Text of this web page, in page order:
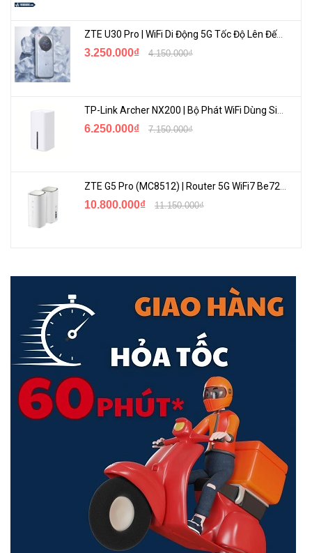
phẩm đến từ thương hiệu khác. Điều này khiến người dùng có thêm
nhiều lựa chọn khi mua sắm và nếu chúng kết nối với nhau sẽ giúp
cuộc sống của bạn dễ dàng hơn.
Cảnh Báo Thông Minh
màu sắc sẽ nhấp nháy khi nhận thấy các dấu hiệu bất thường, giúp
người dùng dễ dàng biết được ngay cả khi đang ở trong phòng khác
hoặc đang ngủ. Đồng thời nó cũng có thể tự động kích hoạt tất cả
Aqara Hub được trang bị còi báo động trong nhà và gửi thông báo
về điện thoại cho các thành viên trong gia đình thông qua ứng dụng
Aqara Home.
Kết Nối Zigbee 3.0
ZTE U30 Pro | WiFi Di Động 5G Tốc Độ Lên Đến 500Mbps, Màn Hình Cảm Ứng
3.250.000₫ 4.150.000₫
6.250.000₫ 7.150.000₫
10.800.000₫ 11.150.000₫